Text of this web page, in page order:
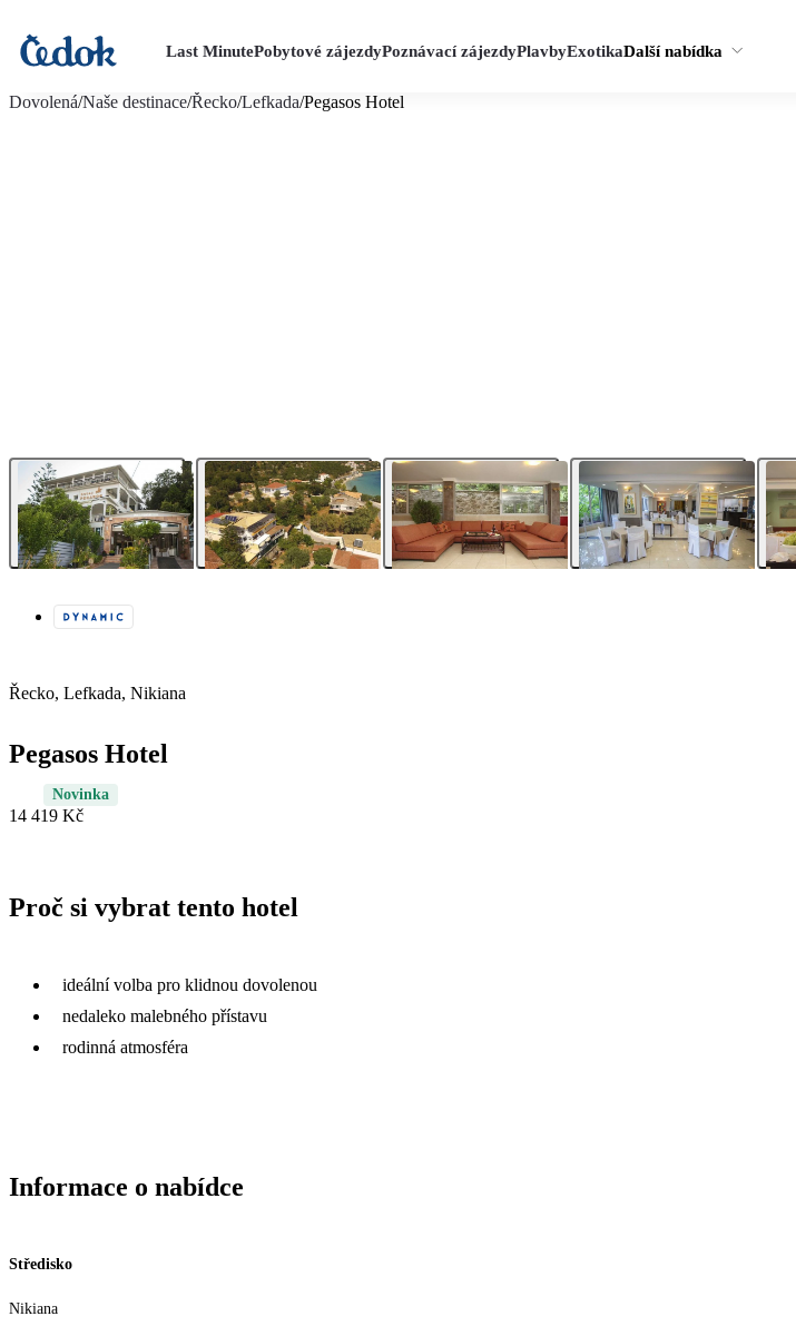
Last MinutePobytové zájezdyPoznávací zájezdyPlavbyExotikaDalší nabídka
Dovolená/Naše destinace/Řecko/Lefkada/Pegasos Hotel
Řecko, Lefkada, Nikiana
Pegasos Hotel
Novinka
14 419 Kč
Proč si vybrat tento hotel
ideální volba pro klidnou dovolenou
nedaleko malebného přístavu
rodinná atmosféra
Informace o nabídce
Středisko
Nikiana